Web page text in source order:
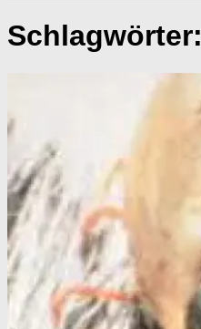
Schlagwörter: